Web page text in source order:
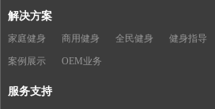
解决方案
家庭健身 商用健身 全民健身 健身指导
案例展示 OEM业务
服务支持